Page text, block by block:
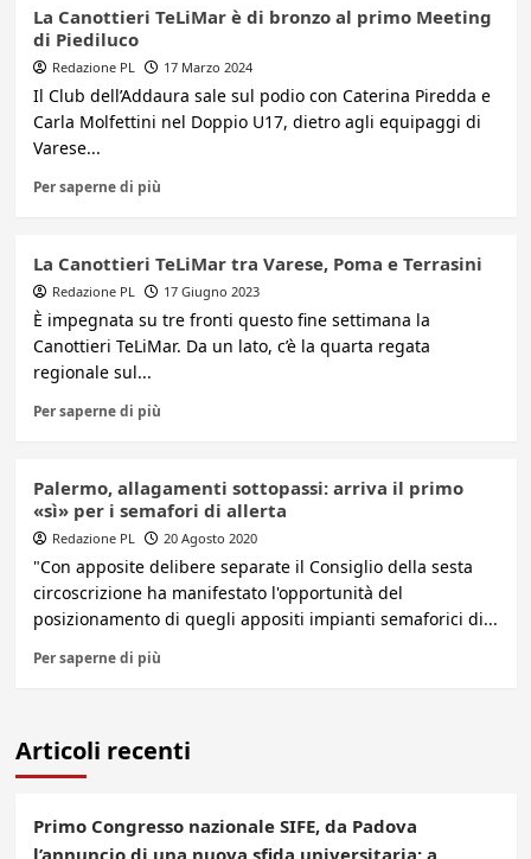
La Canottieri TeLiMar è di bronzo al primo Meeting
di Piediluco
Redazione PL 17 Marzo 2024
Il Club dell’Addaura sale sul podio con Caterina Piredda e
Carla Molfettini nel Doppio U17, dietro agli equipaggi di
Varese...
Per saperne di più
La Canottieri TeLiMar tra Varese, Poma e Terrasini
Redazione PL 17 Giugno 2023
È impegnata su tre fronti questo fine settimana la
Canottieri TeLiMar. Da un lato, c’è la quarta regata
regionale sul...
Per saperne di più
Palermo, allagamenti sottopassi: arriva il primo
«sì» per i semafori di allerta
Redazione PL 20 Agosto 2020
"Con apposite delibere separate il Consiglio della sesta
circoscrizione ha manifestato l'opportunità del
posizionamento di quegli appositi impianti semaforici di...
Per saperne di più
Articoli recenti
Primo Congresso nazionale SIFE, da Padova